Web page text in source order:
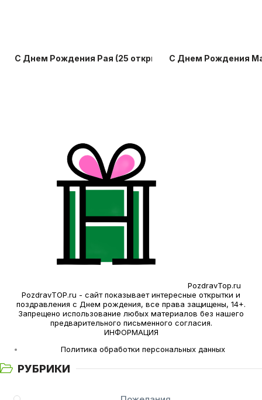
С Днем Рождения Рая (25 открыток)С Днем Рождения
PozdravTop.ru
PozdravTOP.ru - сайт показывает интересные открытки и
поздравления с Днем рождения, все права защищены, 14+.
Запрещено использование любых материалов без нашего
предварительного письменного согласия.
ИНФОРМАЦИЯ
Политика обработки персональных данных
РУБРИКИ